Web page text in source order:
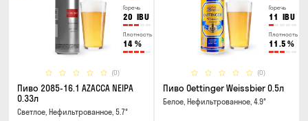
Горечь
20 IBU
Плотность
14 %
(0)
Пиво 2085-16.1 AZACCA NEIPA
0.33л
Светлое, Нефильтрованное, 5.7°
Горечь
11 IBU
Плотность
11.5 %
(0)
Пиво Oettinger Weissbier 0.5л
Белое, Нефильтрованное, 4.9°